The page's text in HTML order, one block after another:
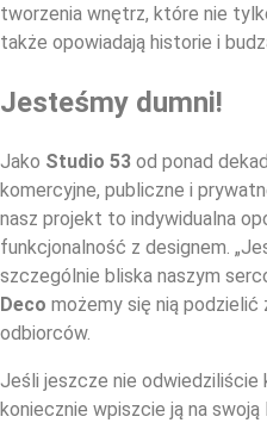
tworzenia wnętrz, które nie
także opowiadają historie i
Jesteśmy dumni!
Jako Studio 53 od ponad
komercyjne, publiczne i
nasz projekt to indywidualna
funkcjonalność z designem.
szczególnie bliska naszym
Deco możemy się nią
odbiorców.
Jeśli jeszcze nie odwiedziliście
koniecznie wpiszcie ją na